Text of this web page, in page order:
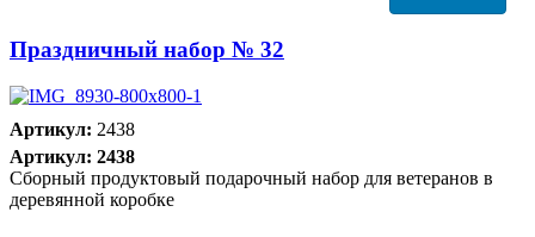
Праздничный набор № 32
Артикул: 2438
Артикул: 2438
Сборный продуктовый подарочный набор для ветеранов в
деревянной коробке